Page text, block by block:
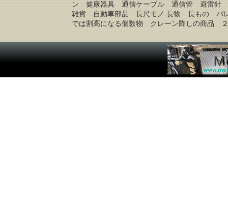
ン 健康器具 通信ケーブル 通信管 避雷針
雑貨 自動車部品 長尺モノ 長物 長もの パ
では割高になる個数物 クレーン降しの商品